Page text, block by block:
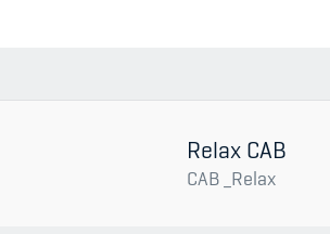
Kinderbetreuung
Schwangerschaft
Relax CAB
CAB _Relax